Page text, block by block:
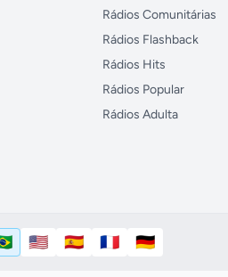
Rádios Comunitárias
Rádios Flashback
Rádios Hits
Rádios Popular
Rádios Adulta
Português (Brasil)
🇺🇸English (US)
🇪🇸Español
🇫🇷Français
🇩🇪Deutsch